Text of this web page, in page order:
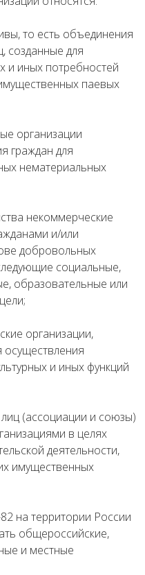
то есть объединения
созданные для
и иных потребностей
паевых
организации
граждан для
нематериальных
некоммерческие
и/или
добровольных
социальные,
образовательные или
организации,
осуществления
и иных функций
(ассоциации и союзы)
в целях
деятельности,
имущественных
на территории России
общероссийские,
и местные